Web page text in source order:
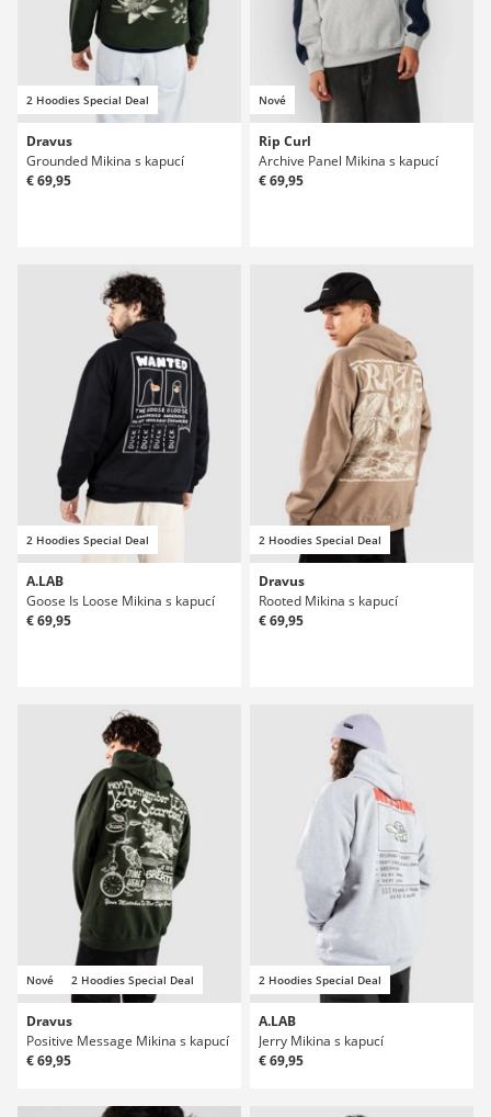
2 Hoodies Special Deal
Dravus
Grounded Mikina s kapucí
€ 69,95
Nové
Rip Curl
Archive Panel Mikina s kapucí
€ 69,95
2 Hoodies Special Deal
A.LAB
Goose Is Loose Mikina s kapucí
€ 69,95
2 Hoodies Special Deal
Dravus
Rooted Mikina s kapucí
€ 69,95
Nové 2 Hoodies Special Deal
Dravus
Positive Message Mikina s kapucí
€ 69,95
2 Hoodies Special Deal
A.LAB
Jerry Mikina s kapucí
€ 69,95